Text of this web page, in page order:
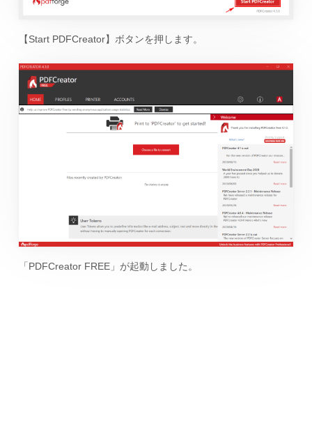
【Start PDFCreator】ボタンを押します。
「PDFCreator FREE」が起動しました。